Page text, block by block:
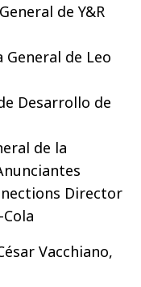
de Y&R
de Leo
Desarrollo de
de la
Director
Vacchiano,